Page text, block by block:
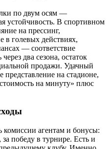
по двум осям —
устойчивость. В спортивном
на прессинг,
в голевых действиях,
— соответствие
два сезона, остаток
продажи. Удачный
на стадионе,
на минуту» плюс
агентам и бонусы:
победу в турнире. Есть и